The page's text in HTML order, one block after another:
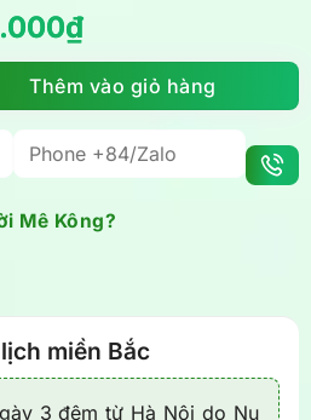
₫
Bắc: Hà Nội - Ninh Bình - Hạ Long
Thêm vào giỏ hàng
Mê Kông?
miền Bắc
3 đêm từ Hà Nội do Nụ